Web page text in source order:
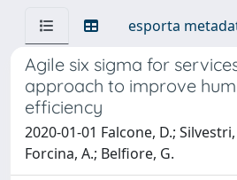
esporta
Agile six sigma for
approach to improve
efficiency
2020-01-01 Falcone, D.;
Forcina, A.; Belfiore, G.